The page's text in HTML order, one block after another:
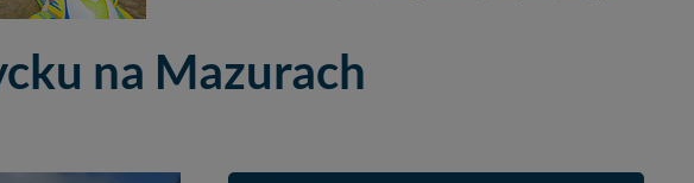
na Mazurach